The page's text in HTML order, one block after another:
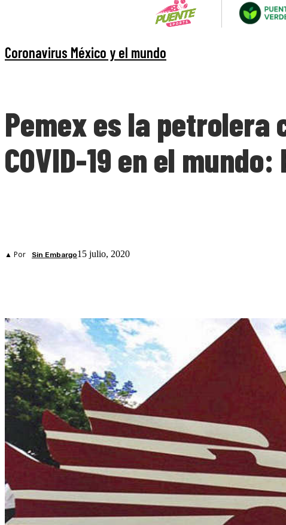
Coronavirus México y el mundo
Pemex es la
COVID-19 en el
▲ Por Sin Embargo15 julio, 2020